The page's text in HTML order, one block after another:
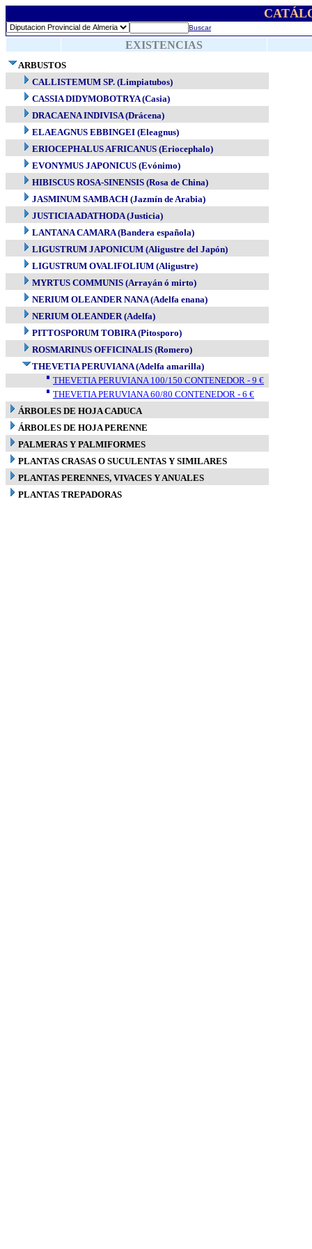
Buscar
EXISTENCIAS
ARBUSTOS
CALLISTEMUM SP. (Limpiatubos)
CASSIA DIDYMOBOTRYA (Casia)
DRACAENA INDIVISA (Drácena)
ELAEAGNUS EBBINGEI (Eleagnus)
ERIOCEPHALUS AFRICANUS (Eriocephalo)
EVONYMUS JAPONICUS (Evónimo)
HIBISCUS ROSA-SINENSIS (Rosa de China)
JASMINUM SAMBACH (Jazmín de Arabia)
JUSTICIA ADATHODA (Justicia)
LANTANA CAMARA (Bandera española)
LIGUSTRUM JAPONICUM (Aligustre del Japón)
LIGUSTRUM OVALIFOLIUM (Aligustre)
MYRTUS COMMUNIS (Arrayán ó mirto)
NERIUM OLEANDER NANA (Adelfa enana)
NERIUM OLEANDER (Adelfa)
PITTOSPORUM TOBIRA (Pitosporo)
ROSMARINUS OFFICINALIS (Romero)
THEVETIA PERUVIANA (Adelfa amarilla)
THEVETIA PERUVIANA 100/150 CONTENEDOR - 9 €
THEVETIA PERUVIANA 60/80 CONTENEDOR - 6 €
ÁRBOLES DE HOJA CADUCA
ÁRBOLES DE HOJA PERENNE
PALMERAS Y PALMIFORMES
PLANTAS CRASAS O SUCULENTAS Y SIMILARES
PLANTAS PERENNES, VIVACES Y ANUALES
PLANTAS TREPADORAS